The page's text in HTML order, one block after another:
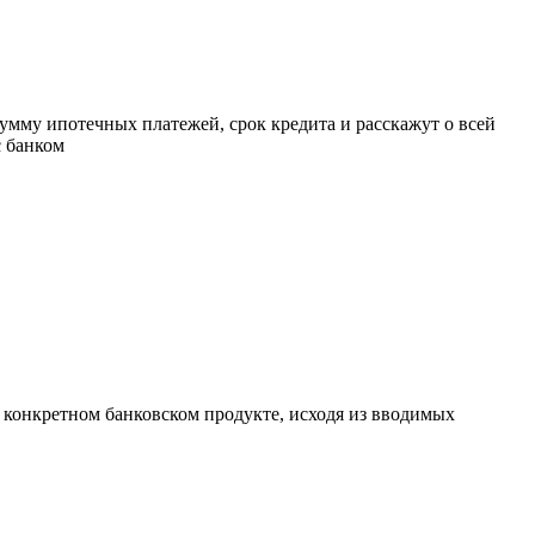
ипотечных платежей, срок кредита и расскажут о всей
банком
банковском продукте, исходя из вводимых